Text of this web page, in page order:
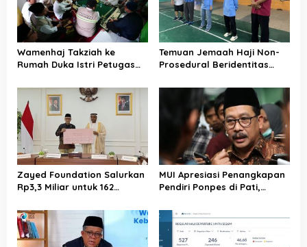
Wamenhaj Takziah ke
Rumah Duka Istri Petugas
Penghormatan atas
Amanah yang Tetap
Ditunaikan
Temuan Jemaah Haji Non-
Prosedural Beridentitas
Kami Tunggu Arahan Pusat
Zayed Foundation Salurkan
Rp3,3 Miliar untuk 162
Perkuat Kerja Sama Haji RI–
UEA
MUI Apresiasi Penangkapan
Pendiri Ponpes di Pati,
bagi Perusak Akhlak
Pesantren